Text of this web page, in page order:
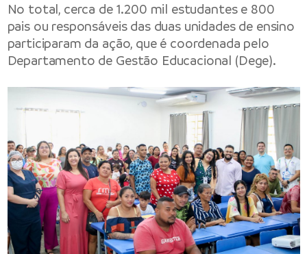
No total, cerca de 1.200 mil estudantes e 800
pais ou responsáveis das duas unidades de ensino
participaram da ação, que é coordenada pelo
Departamento de Gestão Educacional (Dege).